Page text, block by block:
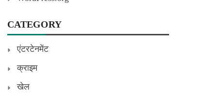
CATEGORY
एंटरटेनमेंट
क्राइम
खेल